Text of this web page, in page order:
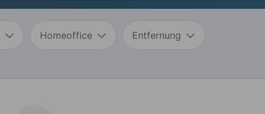
Homeoffice Entfernung